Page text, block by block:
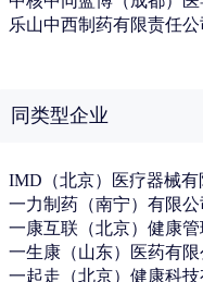
乐山中西制药有限责任公
同类型企业
一力制药（南宁）有限公
一生康（山东）医药有